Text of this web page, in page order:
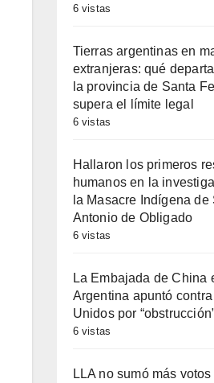
6 vistas
Tierras argentinas en
extranjeras: qué
la provincia de Santa
supera el límite legal
6 vistas
Hallaron los primeros
humanos en la
la Masacre Indígena de
Antonio de Obligado
6 vistas
La Embajada de China
Argentina apuntó
Unidos por
6 vistas
LLA no sumó más votos